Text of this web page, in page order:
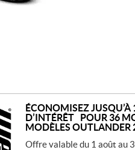
ÉCONOMISEZ
D’INTÉRÊT POUR 36
MODÈLES OUTLANDER
Offre valable du 1 août au